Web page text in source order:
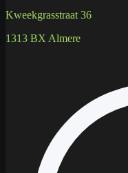
Kweekgrasstraat 36
1313 BX Almere